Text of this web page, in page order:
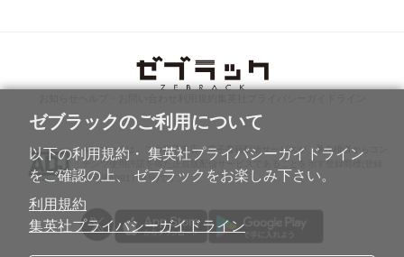
ゼブラックのご利用について
以下の利用規約・ 集英社プライバシーガイドライン
をご確認の上、 ゼブラックをお楽しみ下さい。
利用規約
集英社プライバシーガイドライン
ABJマークは、この電子書店・電子書籍配信サービスが、著作権者からコン
テンツ使用許諾を得た正規版配信サービスであることを示す登録商標(登録
番号第6091713号)です。